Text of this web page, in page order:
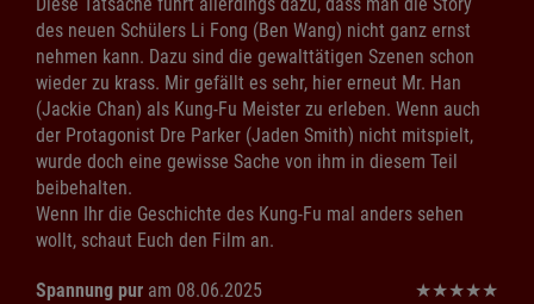
des neuen Schülers Li Fong (Ben Wang) nicht ganz ernst
nehmen kann. Dazu sind die gewalttätigen Szenen schon
wieder zu krass. Mir gefällt es sehr, hier erneut Mr. Han
(Jackie Chan) als Kung-Fu Meister zu erleben. Wenn auch
der Protagonist Dre Parker (Jaden Smith) nicht mitspielt,
wurde doch eine gewisse Sache von ihm in diesem Teil
beibehalten.
Wenn Ihr die Geschichte des Kung-Fu mal anders sehen
wollt, schaut Euch den Film an.
Spannung pur am 08.06.2025 ★★★★★